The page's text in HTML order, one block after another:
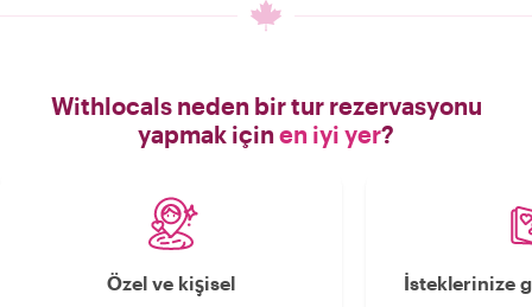
Withlocals neden bir tur rezervasyonu
yapmak için en iyi yer?
Özel ve kişisel İsteklerinize